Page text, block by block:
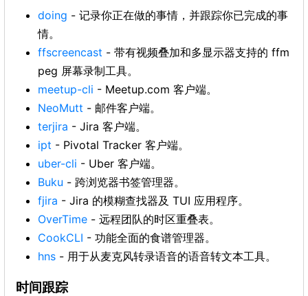
doing - 记录你正在做的事情，并跟踪你已完成的事
情。
ffscreencast - 带有视频叠加和多显示器支持的 ffm
peg 屏幕录制工具。
meetup-cli - Meetup.com 客户端。
NeoMutt - 邮件客户端。
terjira - Jira 客户端。
ipt - Pivotal Tracker 客户端。
uber-cli - Uber 客户端。
Buku - 跨浏览器书签管理器。
fjira - Jira 的模糊查找器及 TUI 应用程序。
OverTime - 远程团队的时区重叠表。
CookCLI - 功能全面的食谱管理器。
hns - 用于从麦克风转录语音的语音转文本工具。
时间跟踪